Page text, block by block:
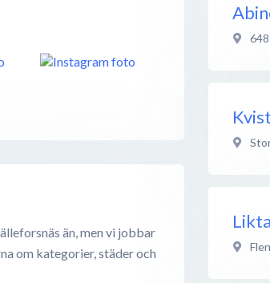
än, men vi jobbar
om kategorier, städer och
648